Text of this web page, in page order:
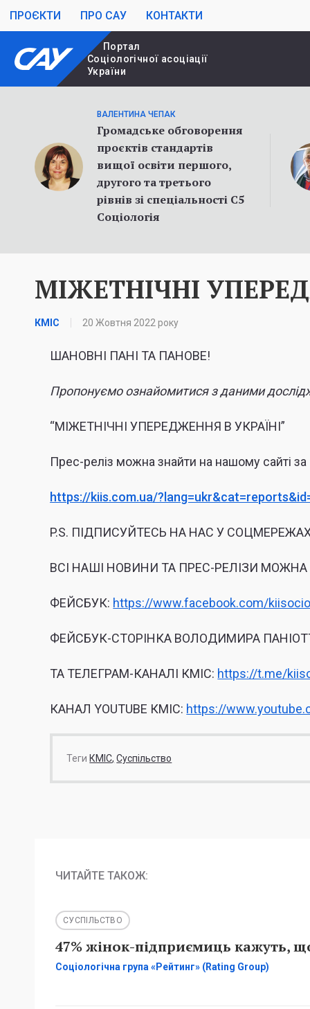
ПРОЄКТИ ПРО САУ КОНТАКТИ
Портал
Cоціологічної асоціації
України
ВАЛЕНТИНА ЧЕПАК
Громадське обговорення
проєктів стандартів
вищої освіти першого,
другого та третього
рівнів зі спеціальності С5
Соціологія
МІЖЕТНІЧНІ
КМІС 20 Жовтня 2022 року
ШАНОВНІ ПАНІ ТА ПАНОВЕ!
Пропонуємо ознайомитися з даними
“МІЖЕТНІЧНІ УПЕРЕДЖЕННЯ В УКРАЇНІ”
Прес-реліз можна знайти на нашому сайті
https://kiis.com.ua/
P.S. ПІДПИСУЙТЕСЬ НА НАС У
ВСІ НАШІ НОВИНИ ТА ПРЕС-РЕЛІЗИ
ФЕЙСБУК: https://www.facebook.com/
ФЕЙСБУК-СТОРІНКА ВОЛОДИМИРА
ТА ТЕЛЕГРАМ-КАНАЛІ КМІС: https://t.me/
КАНАЛ YOUTUBE КМІС: https://
Теги КМІС Суспільство
ЧИТАЙТЕ ТАКОЖ:
СУСПІЛЬСТВО
47% жінок-підприємиць кажуть,
Соціологічна група «Рейтинг» (Rating Group)